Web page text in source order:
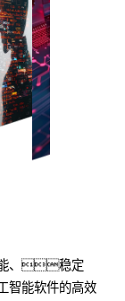
能、稳定
能软件的高效